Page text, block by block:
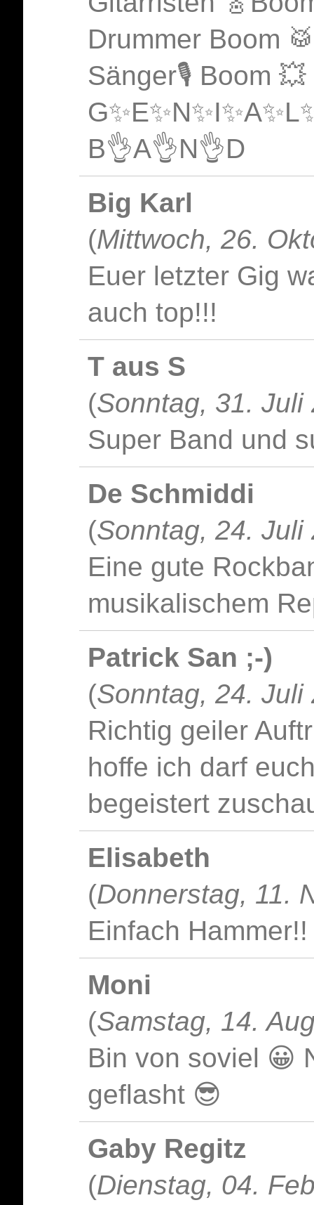
Drummer Boom
Sänger🎙️ Boom
B👌A👌N👌D
Big Karl
(Mittwoch, 26.
Euer letzter Gig
auch top!!!
T aus S
(Sonntag, 31. Juli
Super Band und
De Schmiddi
(Sonntag, 24. Juli
Eine gute
musikalischem
Patrick San ;-)
(Sonntag, 24. Juli
Richtig geiler
hoffe ich darf
begeistert
Elisabeth
(Donnerstag, 11.
Einfach
Moni
(Samstag, 14.
Bin von soviel 😀
geflasht 😎
Gaby Regitz
(Dienstag, 04.